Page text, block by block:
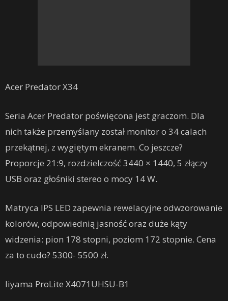
Acer Predator X34
Seria Acer Predator poświęcona jest graczom. Dla
nich także przemyślany został monitor o 34 calach
przekątnej, z wygiętym ekranem. Co jeszcze?
Proporcje 21:9, rozdzielczość 3440 × 1440, 5 złączy
USB oraz głośniki stereo o mocy 14 W.
Matryca IPS LED zapewnia rewelacyjne odwzorowanie
kolorów, odpowiednią jasność oraz duże kąty
widzenia: pion 178 stopni, poziom 172 stopnie. Cena
za to cudo? 5300- 5500 zł.
Iiyama ProLite X4071UHSU-B1